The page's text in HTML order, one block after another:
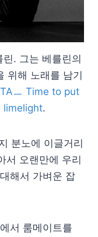
. 그는 베를린의
위해 노래를 남기
ㅡ Time to put
limelight.
분노에 이글거리
서 오랜만에 우리
해서 가벼운 잡
서 룸메이트를